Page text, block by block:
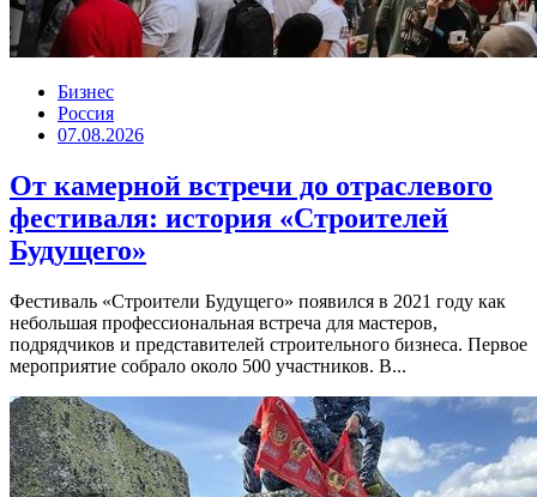
Бизнес
Россия
07.08.2026
От камерной встречи до отраслевого
фестиваля: история «Строителей
Будущего»
Фестиваль «Строители Будущего» появился в 2021 году как
небольшая профессиональная встреча для мастеров,
подрядчиков и представителей строительного бизнеса. Первое
мероприятие собрало около 500 участников. В...